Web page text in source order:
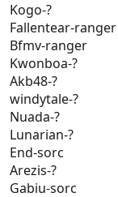
Kogo-?
Fallentear-ranger
Bfmv-ranger
Kwonboa-?
Akb48-?
windytale-?
Nuada-?
Lunarian-?
End-sorc
Arezis-?
Gabiu-sorc